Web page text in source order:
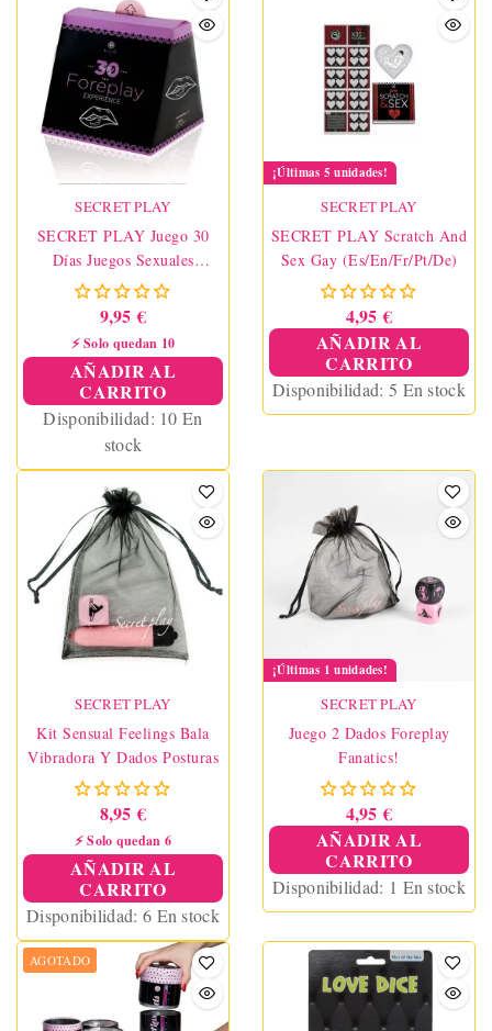
SECRET PLAY
SECRET PLAY Juego 30
Días Juegos Sexuales
(ES/EN)
9,95 €
⚡ Solo quedan 10
AÑADIR AL
CARRITO
Disponibilidad: 10 En
stock
¡Últimas 5 unidades!
SECRET PLAY
SECRET PLAY Scratch And
Sex Gay (Es/En/Fr/Pt/De)
4,95 €
AÑADIR AL
CARRITO
Disponibilidad: 5 En stock
SECRET PLAY
Kit Sensual Feelings Bala
Vibradora Y Dados Posturas
8,95 €
⚡ Solo quedan 6
AÑADIR AL
CARRITO
Disponibilidad: 6 En stock
¡Últimas 1 unidades!
SECRET PLAY
Juego 2 Dados Foreplay
Fanatics!
4,95 €
AÑADIR AL
CARRITO
Disponibilidad: 1 En stock
AGOTADO